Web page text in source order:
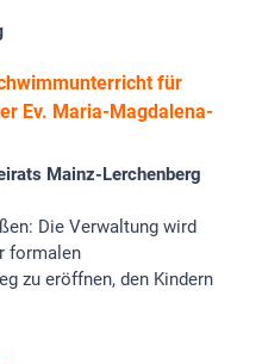
für
Ev. Maria-Magdalena-
Mainz-Lerchenberg
Die Verwaltung wird
formalen
zu eröffnen, den Kindern